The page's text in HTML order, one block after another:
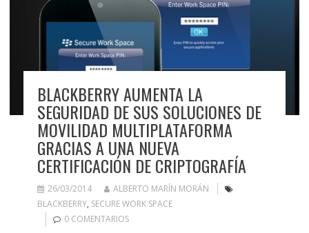
BLACKBERRY AUMENTA LA
SEGURIDAD DE SUS SOLUCIONES DE
MOVILIDAD MULTIPLATAFORMA
GRACIAS A UNA NUEVA
CERTIFICACIÓN DE CRIPTOGRAFÍA
26/03/2014
ALBERTO MARÍN MORÁN
BLACKBERRY, SECURE WORK SPACE
0 COMENTARIOS